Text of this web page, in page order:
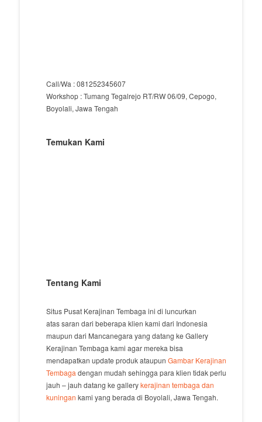
Call/Wa : 081252345607
Workshop : Tumang Tegalrejo RT/RW 06/09, Cepogo,
Boyolali, Jawa Tengah
Temukan Kami
Tentang Kami
Situs Pusat Kerajinan Tembaga ini di luncurkan
atas saran dari beberapa klien kami dari Indonesia
maupun dari Mancanegara yang datang ke Gallery
Kerajinan Tembaga kami agar mereka bisa
mendapatkan update produk ataupun Gambar Kerajinan
Tembaga dengan mudah sehingga para klien tidak perlu
jauh – jauh datang ke gallerykerajinan tembaga dan
kuningan kami yang berada di Boyolali, Jawa Tengah.